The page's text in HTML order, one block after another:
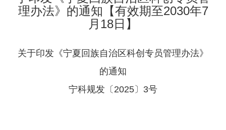
理办法》的通知【有效期至2030年7
月18日】
关于印发《宁夏回族自治区科创专员管理办法》
的通知
宁科规发〔2025〕3号